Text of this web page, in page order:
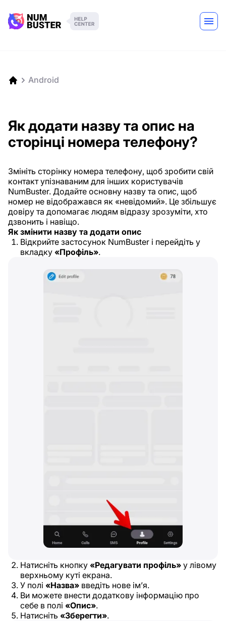
Android
Як додати назву та опис на
сторінці номера телефону?
Змініть сторінку номера телефону, щоб зробити свій
контакт упізнаваним для інших користувачів
NumBuster. Додайте основну назву та опис, щоб
номер не відображався як «невідомий». Це збільшує
довіру та допомагає людям відразу зрозуміти, хто
дзвонить і навіщо.
Як змінити назву та додати опис
Відкрийте застосунок NumBuster і перейдіть у
вкладку «Профіль».
Натисніть кнопку «Редагувати профіль» у лівому
верхньому куті екрана.
У полі «Назва» введіть нове ім’я.
Ви можете внести додаткову інформацію про
себе в полі «Опис».
Натисніть «Зберегти».